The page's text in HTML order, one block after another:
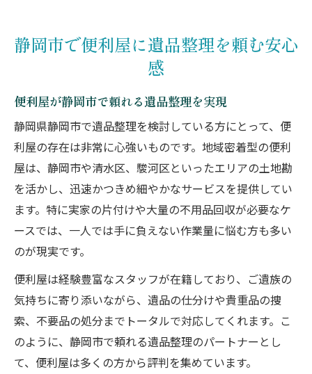
経験豊富な便利屋が遺品整理を丁寧に対応
経験豊富な便利屋が遺品整理を丁寧に実施
遺品整理の専門便利屋が細やかに対応
便利屋による丁寧な遺品整理サービスの流
れ
信頼できる便利屋が行う遺品整理の強み
遺品整理で便利屋が重視するポイント
遺品整理なら追加料金の心配がない便利屋
便利屋の遺品整理は追加料金の心配なし
明確な見積もりで安心の便利屋遺品整理
便利屋が提供する遺品整理の料金体系
便利屋なら予算に優しい遺品整理が可能
家族の思い出守る便利屋の遺品整理サービス
家族の思い出を守る便利屋の遺品整理術
静岡市で便利屋に遺品整理を頼む安心
感
便利屋が静岡市で頼れる遺品整理を実現
静岡県静岡市で遺品整理を検討している方にとって、便
利屋の存在は非常に心強いものです。地域密着型の便利
屋は、静岡市や清水区、駿河区といったエリアの土地勘
を活かし、迅速かつきめ細やかなサービスを提供してい
ます。特に実家の片付けや大量の不用品回収が必要なケ
ースでは、一人では手に負えない作業量に悩む方も多い
のが現実です。
便利屋は経験豊富なスタッフが在籍しており、ご遺族の
気持ちに寄り添いながら、遺品の仕分けや貴重品の捜
索、不要品の処分までトータルで対応してくれます。こ
のように、静岡市で頼れる遺品整理のパートナーとし
て、便利屋は多くの方から評判を集めています。